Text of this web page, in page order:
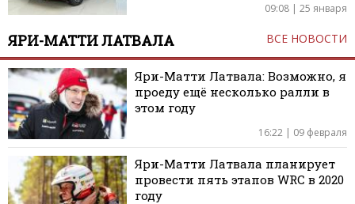
09:08 | 25 января
ЯРИ-МАТТИ ЛАТВАЛА ВСЕ НОВОСТИ
Яри-Матти Латвала: Возможно, я
проеду ещё несколько ралли в
этом году
16:22 | 09 февраля
Яри-Матти Латвала планирует
провести пять этапов WRC в 2020
году